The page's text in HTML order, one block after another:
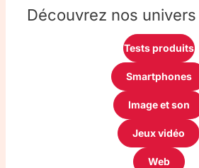
Découvrez nos univers
Tests produits
Smartphones
Image et son
Jeux vidéo
Web